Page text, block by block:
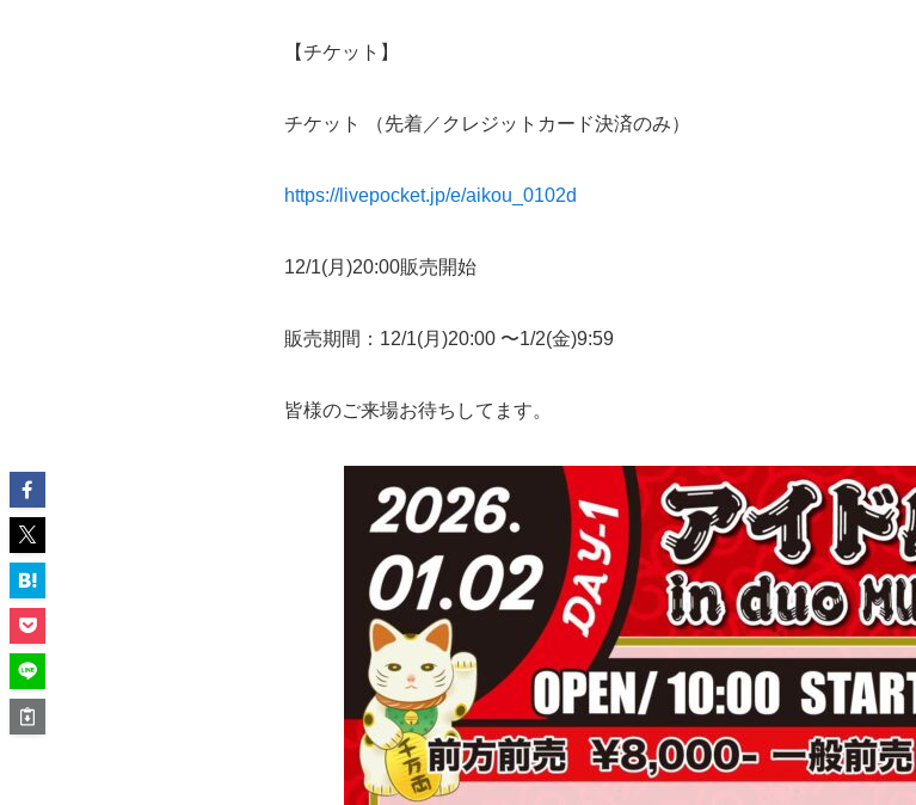
【チケット】
チケット （先着／クレジットカード決済のみ）
https://livepocket.jp/e/aikou_0102d
12/1(月)20:00販売開始
販売期間：12/1(月)20:00 〜1/2(金)9:59
皆様のご来場お待ちしてます。